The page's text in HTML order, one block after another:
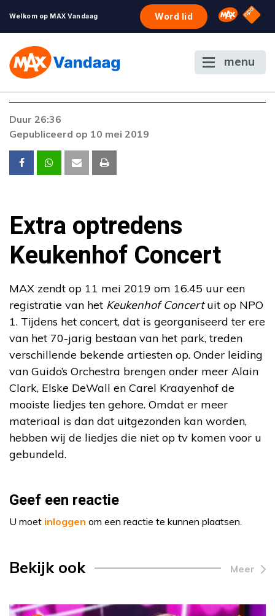
Welkom op MAX Vandaag Word lid Omroep
NPO
menu
Duur 26:36
Gepubliceerd op 10 mei 2019
Extra optredens
Keukenhof Concert
MAX zendt op 11 mei 2019 om 16.45 uur een
registratie van het Keukenhof Concertuit op NPO
1. Tijdens het concert, dat is georganiseerd ter ere
van het 70-jarig bestaan van het park, treden
verschillende bekende artiesten op. Onder leiding
van Guido’s Orchestra brengen onder meer Alain
Clark, Elske DeWall en Carel Kraayenhof de
mooiste liedjes ten gehore. Omdat er meer
materiaal is dan dat uitgezonden kan worden,
hebben wij de liedjes die niet op tv komen voor u
gebundeld.
Geef een reactie
U moet inloggen om een reactie te kunnen plaatsen.
Bekijk ook Meer